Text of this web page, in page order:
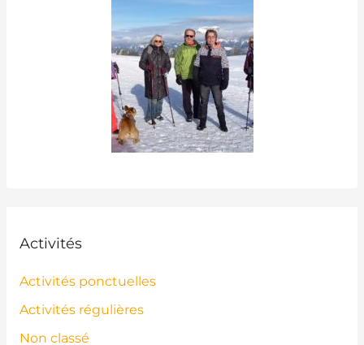
Activités
Activités ponctuelles
Activités régulières
Non classé